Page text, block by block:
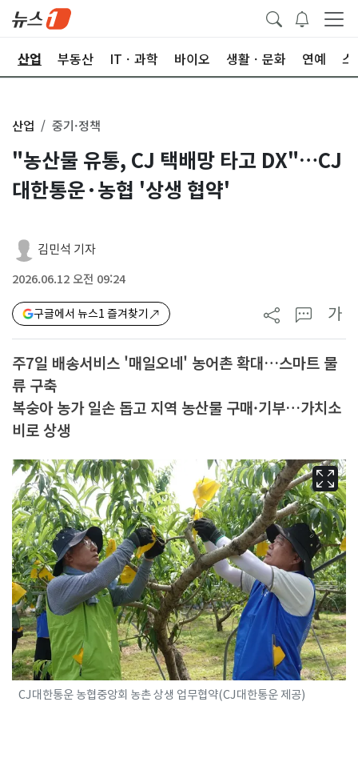
산업 부동산 ITㆍ과학 바이오 생활ㆍ문화 연예 스
산업 중기·정책
"농산물 유통, CJ 택배망 타고 DX"…CJ
대한통운·농협 '상생 협약'
김민석 기자
2026.06.12 오전 09:24
구글에서 뉴스1 즐겨찾기 가
주7일 배송서비스 '매일오네' 농어촌 확대…스마트 물
류 구축
복숭아 농가 일손 돕고 지역 농산물 구매·기부…가치소
비로 상생
CJ대한통운 농협중앙회 농촌 상생 업무협약(CJ대한통운 제공)